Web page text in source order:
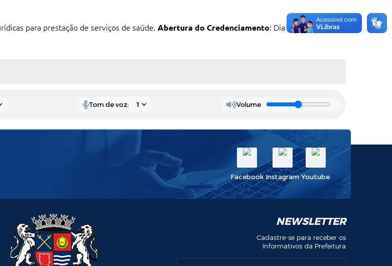
para prestação de serviços de saúde. Abertura do Credenciamento: Dia 14/07/2021 até
Tom de voz: Volume
Facebook Instagram Youtube
NEWSLETTER
Cadastre-se para receber os
Informativos da Prefeitura